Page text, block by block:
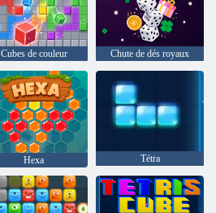
Cubes de couleur Chute de dés royaux
Hexa Tétra